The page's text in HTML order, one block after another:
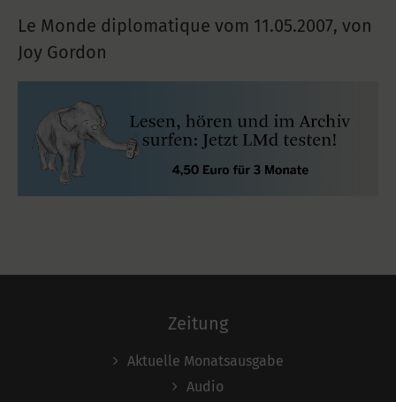
Le Monde diplomatique vom 11.05.2007, von
Joy Gordon
Zeitung
Aktuelle Monatsausgabe
Audio